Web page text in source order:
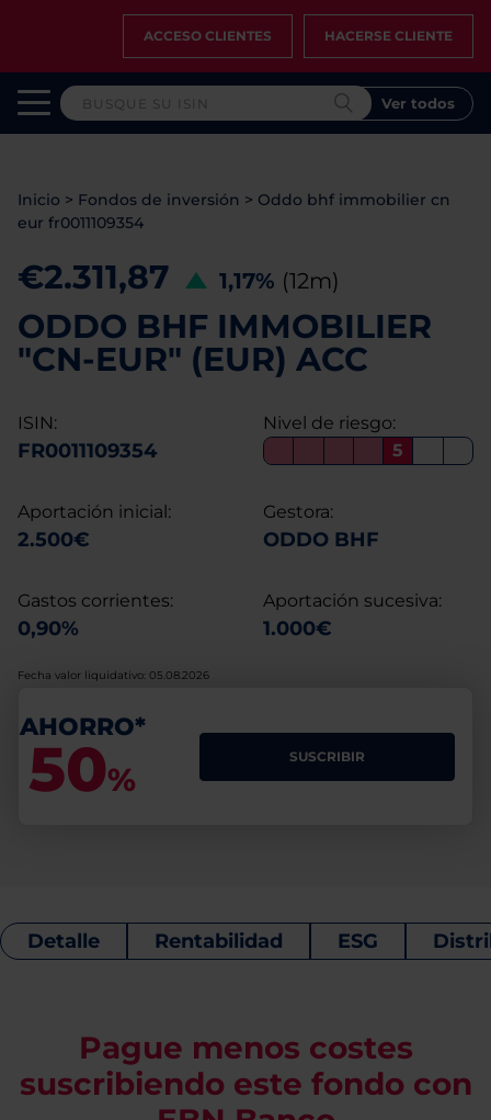
ACCESO CLIENTES HACERSE CLIENTE
Ver todos
Inicio > Fondos de inversión > Oddo bhf immobilier cn
eur fr0011109354
€2.311,87 1,17% (12m)
ODDO BHF IMMOBILIER
"CN-EUR" (EUR) ACC
ISIN:
FR0011109354
Nivel de riesgo:
5
Aportación inicial:
2.500€
Gestora:
ODDO BHF
Gastos corrientes:
0,90%
Aportación sucesiva:
1.000€
Fecha valor liquidativo: 05.08.2026
AHORRO*
50%
SUSCRIBIR
Detalle Rentabilidad ESG
Pague menos costes
suscribiendo este fondo con